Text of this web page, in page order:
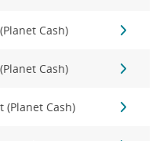
Cash)
Cash)
(Planet Cash)